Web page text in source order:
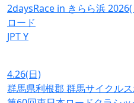
2daysRace in きらら浜
ロード
JPTY
4.26(日)
群馬県利根郡 群馬サイクル